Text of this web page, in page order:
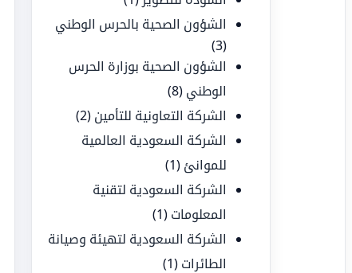
الشؤون الصحية بالحرس الوطني
(3)
الشؤون الصحية بوزارة الحرس
الوطني (8)
الشركة التعاونية للتأمين (2)
الشركة السعودية العالمية
للموانئ (1)
الشركة السعودية لتقنية
المعلومات (1)
الشركة السعودية لتهيئة وصيانة
الطائرات (1)